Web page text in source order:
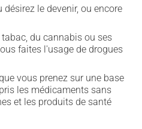
le devenir, ou encore
du cannabis ou ses
faites l'usage de drogues
vous prenez sur une base
les médicaments sans
et les produits de santé